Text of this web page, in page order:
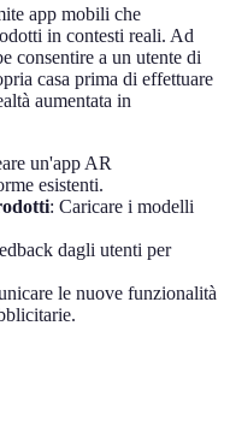
app mobili che
in contesti reali. Ad
consentire a un utente di
casa prima di effettuare
aumentata in
un'app AR
esistenti.
: Caricare i modelli
dagli utenti per
le nuove funzionalità